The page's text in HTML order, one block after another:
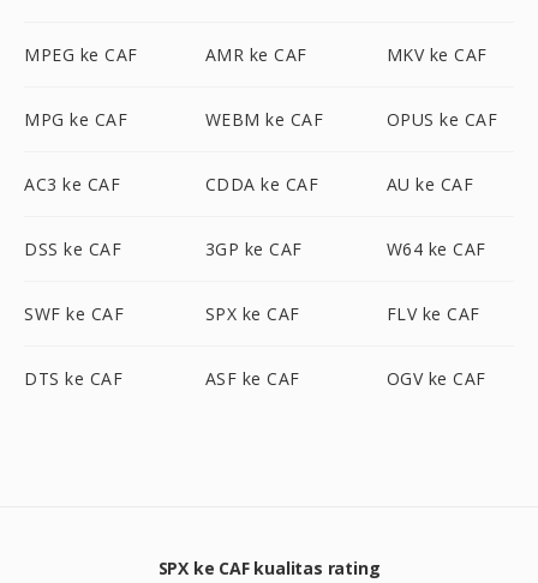
MPEG ke CAF AMR ke CAF MKV ke CAF
MPG ke CAF WEBM ke CAF OPUS ke CAF
AC3 ke CAF CDDA ke CAF AU ke CAF
DSS ke CAF 3GP ke CAF W64 ke CAF
SWF ke CAF SPX ke CAF FLV ke CAF
DTS ke CAF ASF ke CAF OGV ke CAF
SPX ke CAF kualitas rating